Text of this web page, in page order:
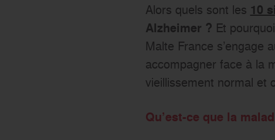
Alors quels sont les 10
Alzheimer ? Et
Malte France s’engage
accompagner face à la
vieillissement normal et
​​Qu’est-ce que la